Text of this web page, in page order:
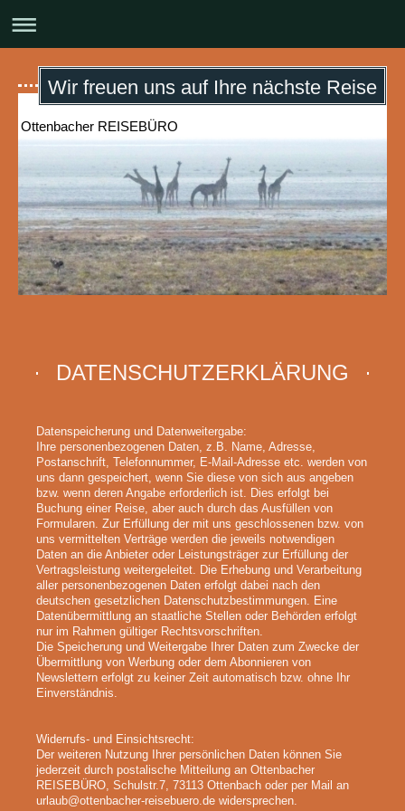
Wir freuen uns auf Ihre nächste Reise
Ottenbacher REISEBÜRO
DATENSCHUTZERKLÄRUNG
Datenspeicherung und Datenweitergabe:
Ihre personenbezogenen Daten, z.B. Name, Adresse,
Postanschrift, Telefonnummer, E-Mail-Adresse etc. werden von
uns dann gespeichert, wenn Sie diese von sich aus angeben
bzw. wenn deren Angabe erforderlich ist. Dies erfolgt bei
Buchung einer Reise, aber auch durch das Ausfüllen von
Formularen. Zur Erfüllung der mit uns geschlossenen bzw. von
uns vermittelten Verträge werden die jeweils notwendigen
Daten an die Anbieter oder Leistungsträger zur Erfüllung der
Vertragsleistung weitergeleitet. Die Erhebung und Verarbeitung
aller personenbezogenen Daten erfolgt dabei nach den
deutschen gesetzlichen Datenschutzbestimmungen. Eine
Datenübermittlung an staatliche Stellen oder Behörden erfolgt
nur im Rahmen gültiger Rechtsvorschriften.
Die Speicherung und Weitergabe Ihrer Daten zum Zwecke der
Übermittlung von Werbung oder dem Abonnieren von
Newslettern erfolgt zu keiner Zeit automatisch bzw. ohne Ihr
Einverständnis.
Widerrufs- und Einsichtsrecht:
Der weiteren Nutzung Ihrer persönlichen Daten können Sie
jederzeit durch postalische Mitteilung an Ottenbacher
REISEBÜRO, Schulstr.7, 73113 Ottenbach oder per Mail an
urlaub@ottenbacher-reisebuero.de widersprechen.